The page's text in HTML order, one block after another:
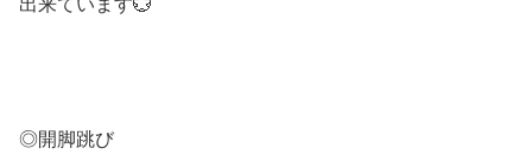
出来ています💮
◎開脚跳び